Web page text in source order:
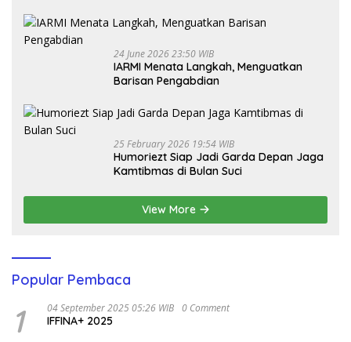
24 June 2026 23:50 WIB
IARMI Menata Langkah, Menguatkan
Barisan Pengabdian
25 February 2026 19:54 WIB
Humoriezt Siap Jadi Garda Depan Jaga
Kamtibmas di Bulan Suci
View More
Popular Pembaca
1 04 September 2025 05:26 WIB 0 Comment
IFFINA+ 2025